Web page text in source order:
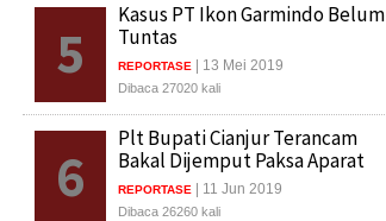
5
Kasus PT Ikon Garmindo Belum
Tuntas
REPORTASE | 13 Mei 2019
Dibaca 27020 kali
6
Plt Bupati Cianjur Terancam
Bakal Dijemput Paksa Aparat
REPORTASE | 11 Jun 2019
Dibaca 26260 kali